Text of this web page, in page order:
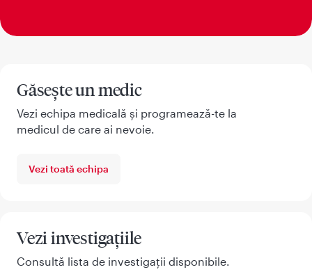
Găsește un medic
Vezi echipa medicală și programează-te la
medicul de care ai nevoie.
Vezi toată echipa
Vezi investigațiile
Consultă lista de investigații disponibile.